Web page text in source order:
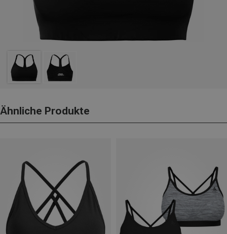
Ähnliche Produkte